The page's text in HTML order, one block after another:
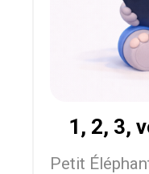
1, 2, 3,
Petit